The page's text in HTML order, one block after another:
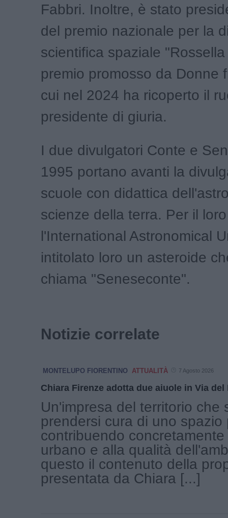
Fabbri. Inoltre, è stato
del premio nazionale per la
scientifica spaziale
premio promosso da Donne
cui nel 2024 ha ricoperto il
presidente di giuria.
I due divulgatori Conte e
1995 portano avanti la
scuole con didattica
scienze della terra. Per il
l'International Astronomical
intitolato loro un asteroide
chiama "Seneseconte".
Notizie correlate
MONTELUPO FIORENTINO ATTUALITÀ 7 Agosto 2026
Chiara Firenze adotta due aiuole in Via del
Un'impresa del territorio che
prendersi cura di uno spazio
contribuendo
urbano e alla qualità
questo il contenuto della
presentata da Chiara [...]